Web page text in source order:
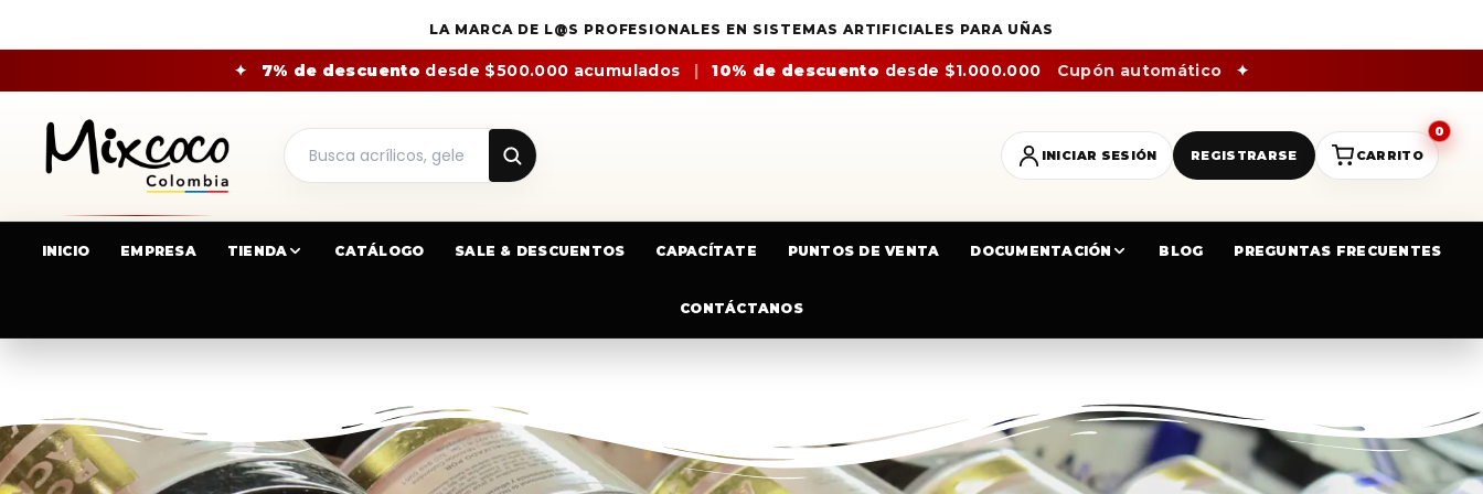
LA MARCA DE L@S PROFESIONALES EN SISTEMAS ARTIFICIALES PARA UÑAS
✦ 7% de descuento desde $500.000 acumulados | 10% de descuento desde $1.000.000 Cupón automático ✦
INICIAR SESIÓN REGISTRARSE
0
CARRITO
INICIO EMPRESA TIENDA CATÁLOGO SALE & DESCUENTOS CAPACÍTATE PUNTOS DE VENTA DOCUMENTACIÓN BLOG PREGUNTAS FRECUENTES
CONTÁCTANOS